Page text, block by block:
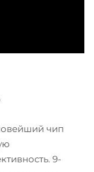
чип
9-